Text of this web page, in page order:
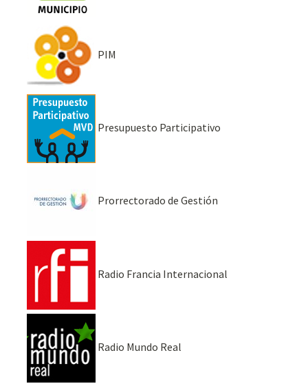
PIM
Presupuesto Participativo
Prorrectorado de Gestión
Radio Francia Internacional
Radio Mundo Real